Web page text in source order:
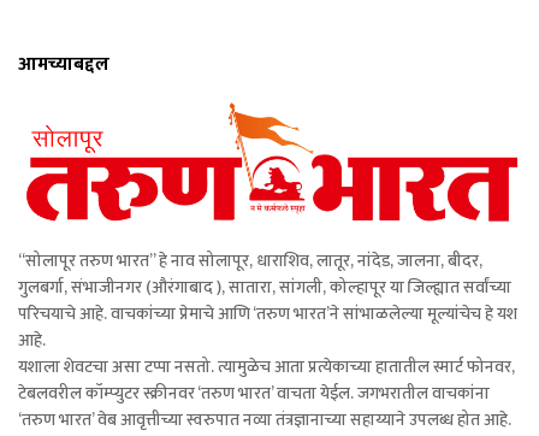
आमच्याबद्दल
“सोलापूर तरुण भारत” हे नाव सोलापूर, धाराशिव, लातूर, नांदेड, जालना, बीदर,
गुलबर्गा, संभाजीनगर (औरंगाबाद ), सातारा, सांगली, कोल्हापूर या जिल्ह्यात सर्वांच्या
परिचयाचे आहे. वाचकांच्या प्रेमाचे आणि ‘तरुण भारत’ने सांभाळलेल्या मूल्यांचेच हे यश
आहे.
यशाला शेवटचा असा टप्पा नसतो. त्यामुळेच आता प्रत्येकाच्या हातातील स्मार्ट फोनवर,
टेबलवरील कॉम्प्युटर स्क्रीनवर ‘तरुण भारत’ वाचता येईल. जगभरातील वाचकांना
‘तरुण भारत’ वेब आवृत्तीच्या स्वरुपात नव्या तंत्रज्ञानाच्या सहाय्याने उपलब्ध होत आहे.